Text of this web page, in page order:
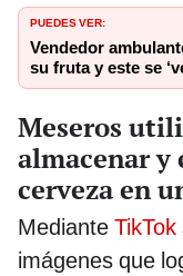
PUEDES VER:
Vendedor
su fruta y este se
Meseros
almacenar y
cerveza en
Mediante TikTok
imágenes que